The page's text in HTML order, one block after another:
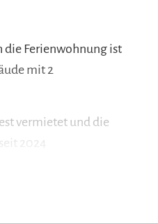
die Ferienwohnung ist
mit 2
vermietet und die
2024